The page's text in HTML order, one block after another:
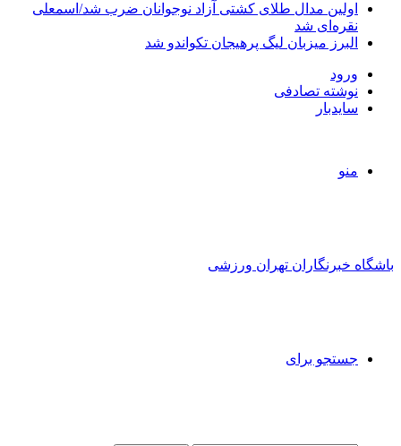
اولین مدال طلای کشتی آزاد نوجوانان ضرب شد/اسمعلی
نقره‌ای شد
البرز میزبان لیگ پرهیجان تکواندو شد
ورود
نوشته تصادفی
سایدبار
منو
باشگاه خبرنگاران تهران ورزشی
جستجو برای